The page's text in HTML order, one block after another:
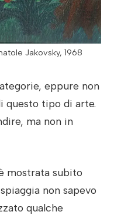
Jakovsky, 1968
eppure non
questo tipo di arte.
ma non in
mostrata subito
non sapevo
qualche